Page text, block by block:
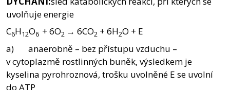
uvolňuje energie
C6H12O6 + 6O2 → 6CO2 + 6H2O + E
a) anaerobně – bez přístupu vzduchu –
v cytoplazmě rostlinných buněk, výsledkem je
kyselina pyrohroznová, trošku uvolněné E se uvolní
do ATP